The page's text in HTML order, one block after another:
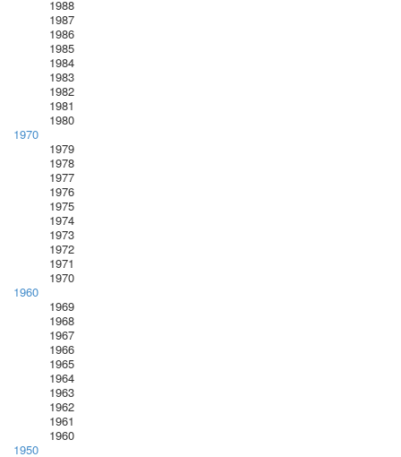
1988
1987
1986
1985
1984
1983
1982
1981
1980
1970
1979
1978
1977
1976
1975
1974
1973
1972
1971
1970
1960
1969
1968
1967
1966
1965
1964
1963
1962
1961
1960
1950